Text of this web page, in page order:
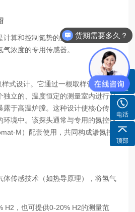
计算和控制氮势的关键参数。MESA
浓度的专用传感器。
式设计。它通过一根取样管将炉内
独立的、温度恒定的测量室内进行分
于高温炉膛。这种设计使核心传感
环境中。该探头通常与专用的氮控仪
M）配套使用，共同构成渗氮控
体传感技术（如热导原理），将氢气
H2，也可提供0-20% H2的测量范
客服
电话
顶部
货期需要多久？